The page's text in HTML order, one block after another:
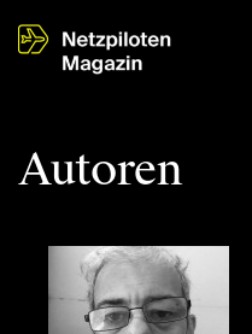
Autoren